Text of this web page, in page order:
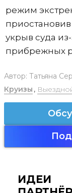
режим
укрыв суда
прибрежных
Автор: Татьяна
Круизы ,
ИДЕИ